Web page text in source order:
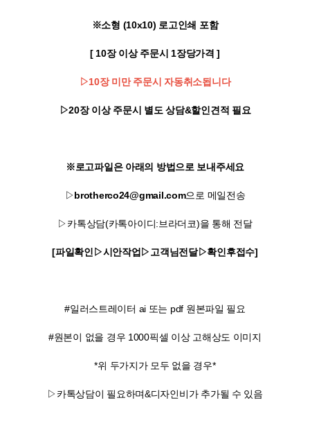
※소형 (10x10) 로고인쇄 포함
[ 10장 이상 주문시 1장당가격 ]
▷10장 미만 주문시 자동취소됩니다
▷20장 이상 주문시 별도 상담&할인견적 필요
※로고파일은 아래의 방법으로 보내주세요
▷brotherco24@gmail.com으로 메일전송
▷카톡상담(카톡아이디:브라더코)을 통해 전달
[파일확인▷시안작업▷고객님전달▷확인후접수]
#일러스트레이터 ai 또는 pdf 원본파일 필요
#원본이 없을 경우 1000픽셀 이상 고해상도 이미지
*위 두가지가 모두 없을 경우*
▷카톡상담이 필요하며&디자인비가 추가될 수 있음